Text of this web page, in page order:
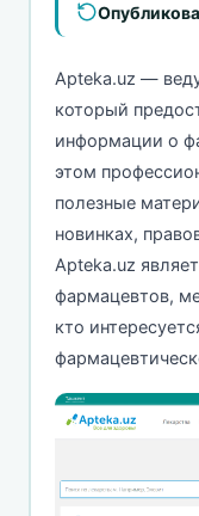
Apteka.uz —
который
информации о
этом
полезные
новинках,
Apteka.uz
фармацевтов,
кто